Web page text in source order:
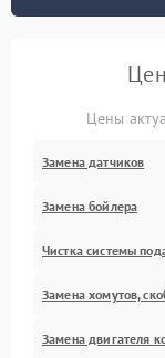
Цены
Замена датчиков
Замена бойлера
Чистка системы
Замена хомутов,
Замена двигателя